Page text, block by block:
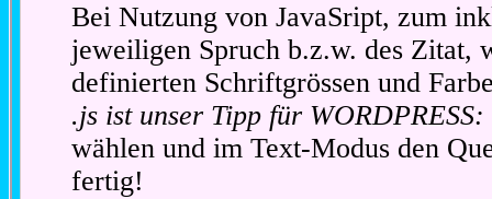
Bei Nutzung von JavaSript, zum
jeweiligen Spruch b.z.w. des Zitat,
definierten Schriftgrössen und
.js ist unser Tipp für WORDPRESS:
wählen und im Text-Modus den
fertig!